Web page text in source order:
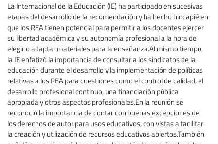
La Internacional de la Educación (IE) ha participado en sucesivas
etapas del desarrollo de la recomendación y ha hecho hincapié en
que los REA tienen potencial para permitir a los docentes ejercer
su libertad académica y su autonomía profesional a la hora de
elegir o adaptar materiales para la enseñanza.Al mismo tiempo,
la IE enfatizó la importancia de consultar a los sindicatos de la
educación durante el desarrollo y la implementación de políticas
relativas a los REA para cuestiones como el control de calidad, el
desarrollo profesional continuo, una financiación pública
apropiada y otros aspectos profesionales.En la reunión se
reconoció la importancia de contar con buenas excepciones de
los derechos de autor para usos educativos, con vistas a facilitar
la creación y utilización de recursos educativos abiertos.También